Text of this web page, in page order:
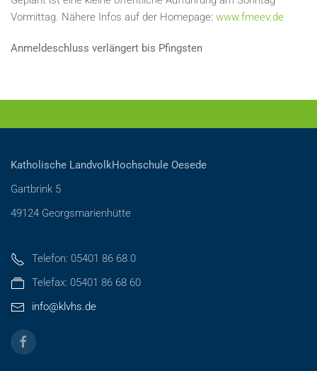
Vormittag. Nähere Infos auf der Homepage: www.fmeev.de
Anmeldeschluss verlängert bis Pfingsten
Katholische LandvolkHochschule Oesede
Gartbrink 5
49124 Georgsmarienhütte
Telefon: 05401 86 68 0
Telefax: 05401 86 68 60
info@klvhs.de